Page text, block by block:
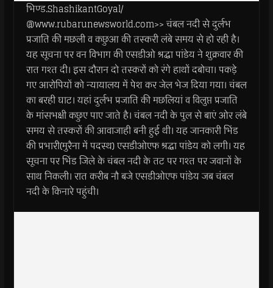
भिण्ड.ShashikantGoyal/
@www.rubarunewsworld.com>> चंबल नदी से दुर्लभ
प्रजाति की मछली व कछुआ की तस्करी लंबे समय से हो रही है।
यह सूचना पर वन विभाग की एसडीओ श्रद्धा पांडेय ने शुक्रवार की
रात गश्त दी। इस दौरान दो तस्करों को रंगे हाथों दबोचा। पकड़े
गए आरोपियों को न्यायालय में पेश कर जेल भेज दिया गया। चंबल
का बरही घाट। यहां दुर्लभ प्रजाति की मछलियां व विलुप्त प्रजाति
के मांसभक्षी कछुए पाए जाते है। चंबल नदी के पुल से बाएं ओर लंबे
समय से तस्करों की आवाजाही बनी हुई थी। यह जानकारी भिंड
की प्रभारी(मुरैना में पदस्थ) एसडीओएफ श्रद्धा पांडेय को लगी। यह
सूचना पर भिंड जिले के चंबल नदी के तट पर गश्त पर जवानों के
साथ निकली। रात करीब नौ बजे एसडीओएफ पांडेय जब चंबल
नदी के किनारे पहुंची।